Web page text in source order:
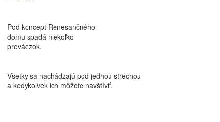
Pod koncept Renesančného
domu spadá niekoľko
prevádzok.
Všetky sa nachádzajú pod jednou strechou
a kedykoľvek ich môžete navštíviť.